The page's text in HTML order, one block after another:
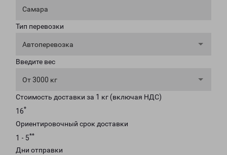
Самара
Тип перевозки
Автоперевозка
Введите вес
От 3000 кг
Стоимость доставки за 1 кг (включая НДС)
16*
Ориентировочный срок доставки
1 - 5**
Дни отправки